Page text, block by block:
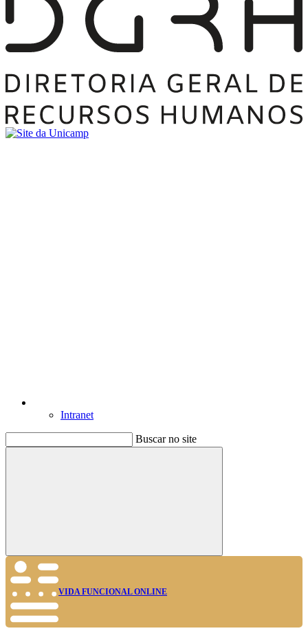
Intranet
Buscar no site
Buscar
VIDA FUNCIONAL ONLINE